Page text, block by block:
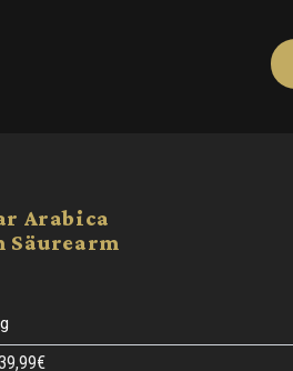
Arabica
Säurearm